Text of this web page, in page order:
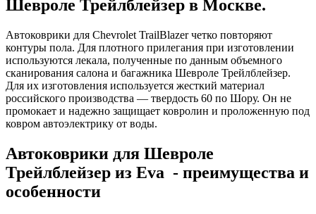
Шевроле Трейлблейзер в Москве.
Автоковрики для Chevrolet TrailBlazer четко повторяют
контуры пола. Для плотного прилегания при изготовлении
используются лекала, полученные по данным объемного
сканирования салона и багажника Шевроле Трейлблейзер.
Для их изготовления используется жесткий материал
российского производства — твердость 60 по Шору. Он не
промокает и надежно защищает ковролин и проложенную под
ковром автоэлектрику от воды.
Автоковрики для Шевроле
Трейлблейзер из Eva - преимущества и
особенности